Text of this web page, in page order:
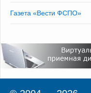
Газета «Вести ФСПО»